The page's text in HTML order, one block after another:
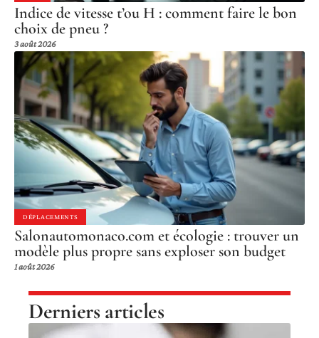
Indice de vitesse t’ou H : comment faire le bon
choix de pneu ?
3 août 2026
DÉPLACEMENTS
Salonautomonaco.com et écologie : trouver un
modèle plus propre sans exploser son budget
1 août 2026
Derniers articles